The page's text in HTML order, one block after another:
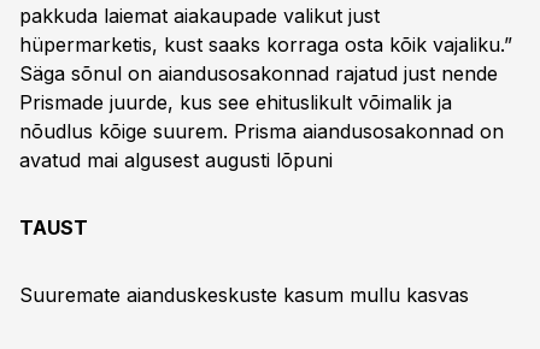
pakkuda laiemat aiakaupade valikut just
hüpermarketis, kust saaks korraga osta kõik vajaliku.”
Säga sõnul on aiandusosakonnad rajatud just nende
Prismade juurde, kus see ehituslikult võimalik ja
nõudlus kõige suurem. Prisma aiandusosakonnad on
avatud mai algusest augusti lõpuni
TAUST
Suuremate aianduskeskuste kasum mullu kasvas